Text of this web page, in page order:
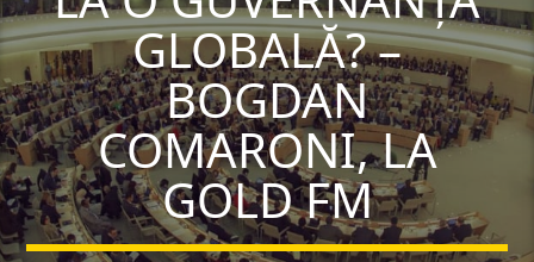
GLOBALĂ? –
BOGDAN
COMARONI, LA
GOLD FM